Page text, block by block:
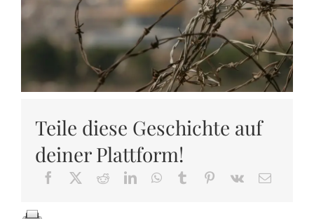
Teile diese Geschichte auf
deiner Plattform!